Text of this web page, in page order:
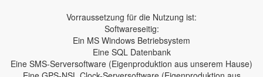
Vorraussetzung für die Nutzung ist:
Softwareseitig:
Ein MS Windows Betriebsystem
Eine SQL Datenbank
Eine SMS-Serversoftware (Eigenproduktion aus unserem Hause)